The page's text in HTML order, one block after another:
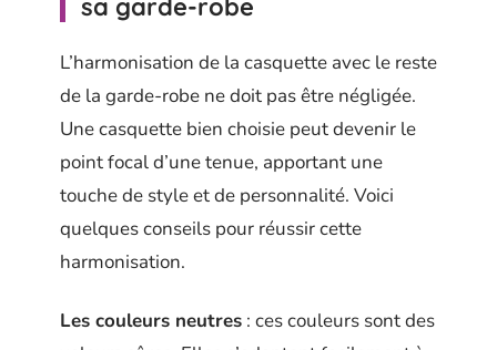
L’harmonisation de la casquette avec le reste
de la garde-robe ne doit pas être négligée.
Une casquette bien choisie peut devenir le
point focal d’une tenue, apportant une
touche de style et de personnalité. Voici
quelques conseils pour réussir cette
harmonisation.
Les couleurs neutres : ces couleurs sont des